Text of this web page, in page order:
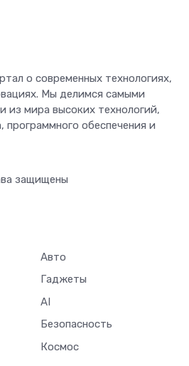
о современных технологиях,
Мы делимся самыми
из мира высоких технологий,
обеспечения и
защищены
Авто
Гаджеты
AI
Безопасность
Космос